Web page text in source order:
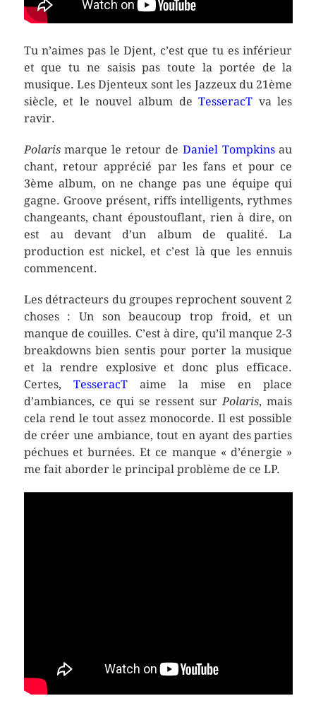
Tu n’aimes pas le Djent, c’est que tu es inférieur
et que tu ne saisis pas toute la portée de la
musique. Les Djenteux sont les Jazzeux du 21ème
siècle, et le nouvel album deTesseracT va les
ravir.
Polarismarque le retour de Daniel Tompkinsau
chant, retour apprécié par les fans et pour ce
3ème album, on ne change pas une équipe qui
gagne. Groove présent, riffs intelligents, rythmes
changeants, chant époustouflant, rien à dire, on
est au devant d’un album de qualité. La
production est nickel, et c’est là que les ennuis
commencent.
Les détracteurs du groupes reprochent souvent 2
choses : Un son beaucoup trop froid, et un
manque de couilles. C’est à dire, qu’il manque 2-3
breakdowns bien sentis pour porter la musique
et la rendre explosive et donc plus efficace.
Certes, TesseracTaime la mise en place
d’ambiances, ce qui se ressent surPolaris, mais
cela rend le tout assez monocorde. Il est possible
de créer une ambiance, tout en ayant des parties
péchues et burnées. Et ce manque « d’énergie »
me fait aborder le principal problème de ce LP.